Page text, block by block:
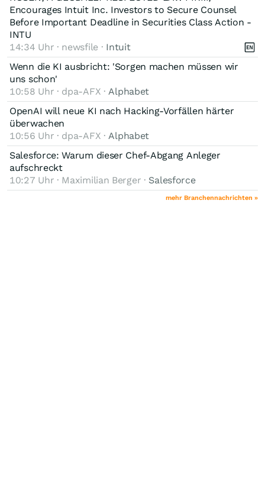
Good Luck
Chartier
Encourages Intuit Inc. Investors to Secure Counsel
Before Important Deadline in Securities Class Action -
INTU
14:34 Uhr · newsfile · Intuit
Wenn die KI ausbricht: 'Sorgen machen müssen wir
uns schon'
10:58 Uhr · dpa-AFX · Alphabet
OpenAI will neue KI nach Hacking-Vorfällen härter
überwachen
10:56 Uhr · dpa-AFX · Alphabet
Salesforce: Warum dieser Chef-Abgang Anleger
aufschreckt
10:27 Uhr · Maximilian Berger · Salesforce
mehr Branchennachrichten »